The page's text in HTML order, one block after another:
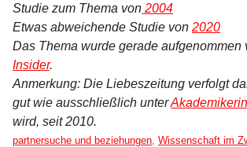
Studie zum Thema von 2004
Etwas abweichende Studie von 2020
Das Thema wurde gerade aufgenommen
Insider.
Anmerkung: Die Liebeszeitung verfolgt
gut wie ausschließlich unter
wird, seit 2010.
Kategorien:
partnersuche und beziehungen Wissenschaft im